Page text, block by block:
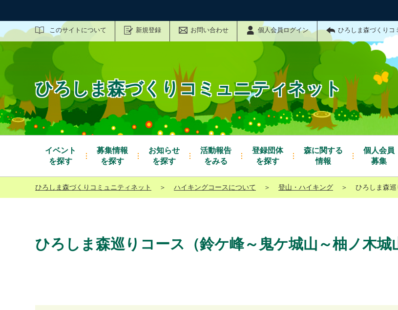
このサイトについて 新規登録 お問い合わせ 個人会員ログイン ひろしま森づくりコ
サイト内検索
ひろしま森づくりコミュニティネット
イベント
を探す
募集情報
を探す
お知らせ
を探す
活動報告
をみる
登録団体
を探す
森に関する
情報
個人会員
募集
ひろしま森づくりコミュニティネット ＞ ハイキングコースについて ＞ 登山・ハイキング ＞ ひろしま森
ひろしま森巡りコース（鈴ケ峰～鬼ケ城山～柚ノ木城